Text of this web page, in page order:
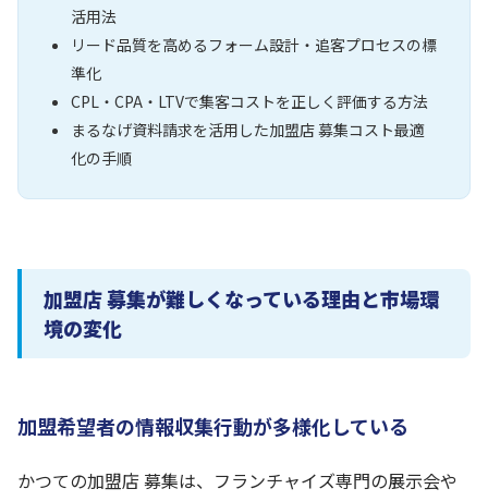
活用法
リード品質を高めるフォーム設計・追客プロセスの標
準化
CPL・CPA・LTVで集客コストを正しく評価する方法
まるなげ資料請求を活用した加盟店 募集コスト最適
化の手順
加盟店 募集が難しくなっている理由と市場環
境の変化
加盟希望者の情報収集行動が多様化している
かつての加盟店 募集は、フランチャイズ専門の展示会や